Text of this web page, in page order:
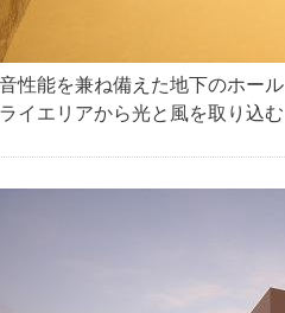
性能を兼ね備えた地下のホール
ライエリアから光と風を取り込む